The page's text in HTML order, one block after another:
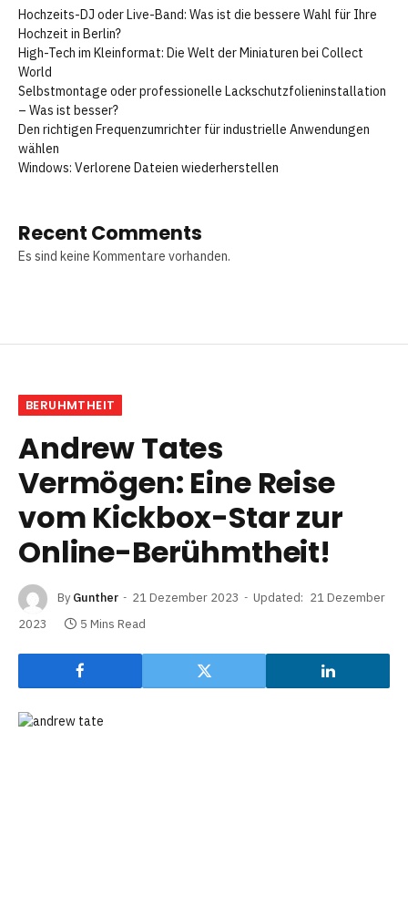
Hochzeits-DJ oder Live-Band: Was ist die bessere Wahl für Ihre
Hochzeit in Berlin?
High-Tech im Kleinformat: Die Welt der Miniaturen bei Collect
World
Selbstmontage oder professionelle Lackschutzfolieninstallation
– Was ist besser?
Den richtigen Frequenzumrichter für industrielle Anwendungen
wählen
Windows: Verlorene Dateien wiederherstellen
Recent Comments
Es sind keine Kommentare vorhanden.
BERUHMTHEIT
Andrew Tates
Vermögen: Eine Reise
vom Kickbox-Star zur
Online-Berühmtheit!
By Gunther 21 Dezember 2023 Updated: 21 Dezember
2023
5 Mins Read